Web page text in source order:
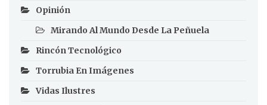
Opinión
Mirando Al Mundo Desde La Peñuela
Rincón Tecnológico
Torrubia En Imágenes
Vidas Ilustres